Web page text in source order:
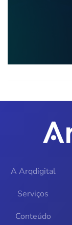
A Arqdigital
Serviços
Conteúdo